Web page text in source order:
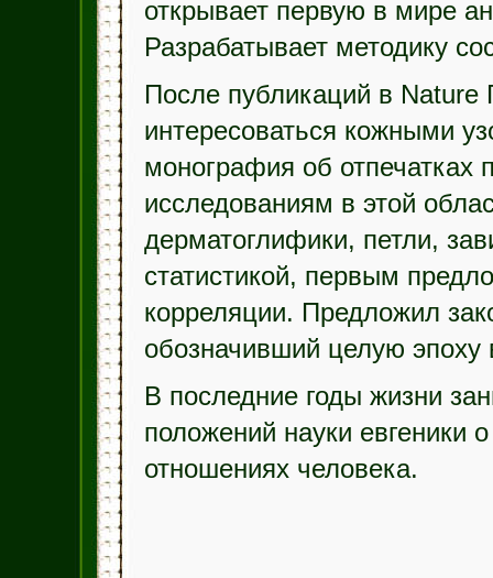
открывает первую в мире
Разрабатывает методику
После публикаций в Nature
интересоваться кожными
монография об отпечатках
исследованиям в этой
дерматоглифики, петли,
статистикой, первым
корреляции. Предложил
обозначивший целую эпоху
В последние годы жизни
положений науки евгеники
отношениях человека.